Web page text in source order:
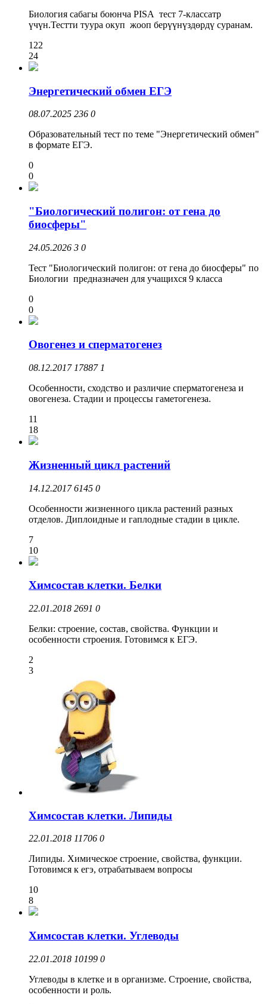
Биология сабагы боюнча PISA тест 7-классатр
үчүн.Тестти туура окуп жооп берүүнүздөрдү суранам.
122
24
Энергетический обмен ЕГЭ
08.07.2025 236 0
Образовательный тест по теме "Энергетический обмен"
в формате ЕГЭ.
0
0
"Биологический полигон: от гена до
биосферы"
24.05.2026 3 0
Тест "Биологический полигон: от гена до биосферы" по
Биологии предназначен для учащихся 9 класса
0
0
Овогенез и сперматогенез
08.12.2017 17887 1
Особенности, сходство и различие сперматогенеза и
овогенеза. Стадии и процессы гаметогенеза.
11
18
Жизненный цикл растений
14.12.2017 6145 0
Особенности жизненного цикла растений разных
отделов. Диплоидные и гаплодные стадии в цикле.
7
10
Химсостав клетки. Белки
22.01.2018 2691 0
Белки: строение, состав, свойства. Функции и
особенности строения. Готовимся к ЕГЭ.
2
3
Химсостав клетки. Липиды
22.01.2018 11706 0
Липиды. Химическое строение, свойства, функции.
Готовимся к егэ, отрабатываем вопросы
10
8
Химсостав клетки. Углеводы
22.01.2018 10199 0
Углеводы в клетке и в организме. Строение, свойства,
особенности и роль.